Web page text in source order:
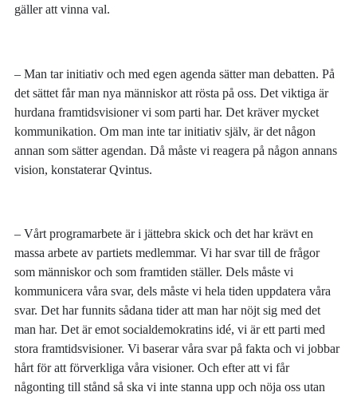
gäller att vinna val.
– Man tar initiativ och med egen agenda sätter man debatten. På
det sättet får man nya människor att rösta på oss. Det viktiga är
hurdana framtidsvisioner vi som parti har. Det kräver mycket
kommunikation. Om man inte tar initiativ själv, är det någon
annan som sätter agendan. Då måste vi reagera på någon annans
vision, konstaterar Qvintus.
– Vårt programarbete är i jättebra skick och det har krävt en
massa arbete av partiets medlemmar. Vi har svar till de frågor
som människor och som framtiden ställer. Dels måste vi
kommunicera våra svar, dels måste vi hela tiden uppdatera våra
svar. Det har funnits sådana tider att man har nöjt sig med det
man har. Det är emot socialdemokratins idé, vi är ett parti med
stora framtidsvisioner. Vi baserar våra svar på fakta och vi jobbar
hårt för att förverkliga våra visioner. Och efter att vi får
någonting till stånd så ska vi inte stanna upp och nöja oss utan